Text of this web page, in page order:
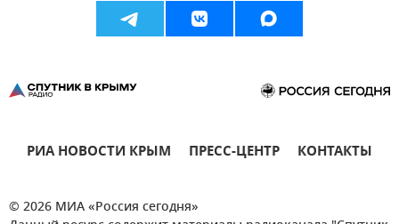
РИА НОВОСТИ КРЫМ ПРЕСС-ЦЕНТР КОНТАКТЫ
© 2026 МИА «Россия сегодня»